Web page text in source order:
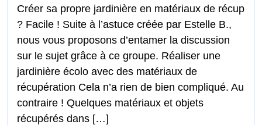
Créer sa propre jardinière en matériaux de récup
? Facile ! Suite à l’astuce créée par Estelle B.,
nous vous proposons d’entamer la discussion
sur le sujet grâce à ce groupe. Réaliser une
jardinière écolo avec des matériaux de
récupération Cela n’a rien de bien compliqué. Au
contraire ! Quelques matériaux et objets
récupérés dans […]